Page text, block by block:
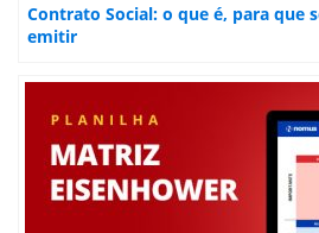
Contrato Social: o que é, para que
emitir